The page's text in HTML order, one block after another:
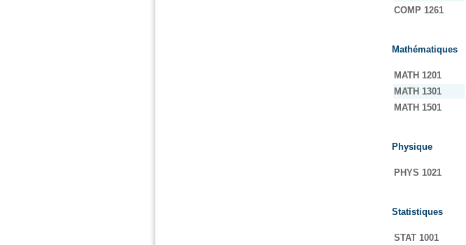
COMP 1261
Mathématiques
MATH 1201
MATH 1301
MATH 1501
Physique
PHYS 1021
Statistiques
STAT 1001